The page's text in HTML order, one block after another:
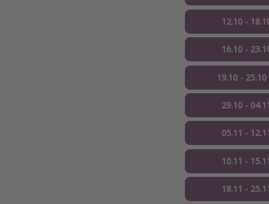
12.10 -
16.10 -
19.10 -
29.10 -
05.11 -
10.11 -
18.11 -